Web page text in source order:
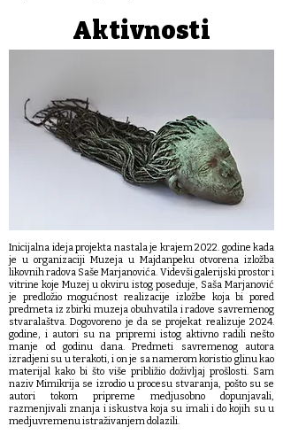
Aktivnosti
Inicijalna ideja projekta nastala je krajem 2022. godine kada
je u organizaciji Muzeja u Majdanpeku otvorena izložba
likovnih radova Saše Marjanovića. Videvši galerijski prostor i
vitrine koje Muzej u okviru istog poseduje, Saša Marjanović
je predložio mogućnost realizacije izložbe koja bi pored
predmeta iz zbirki muzeja obuhvatila i radove savremenog
stvaralaštva. Dogovoreno je da se projekat realizuje 2024.
godine, i autori su na pripremi istog aktivno radili nešto
manje od godinu dana. Predmeti savremenog autora
izradjeni su u terakoti, i on je sa namerom koristio glinu kao
materijal kako bi što više približio doživljaj prošlosti. Sam
naziv Mimikrija se izrodio u procesu stvaranja, pošto su se
autori tokom pripreme medjusobno dopunjavali,
razmenjivali znanja i iskustva koja su imali i do kojih su u
medjuvremenu istraživanjem dolazili.